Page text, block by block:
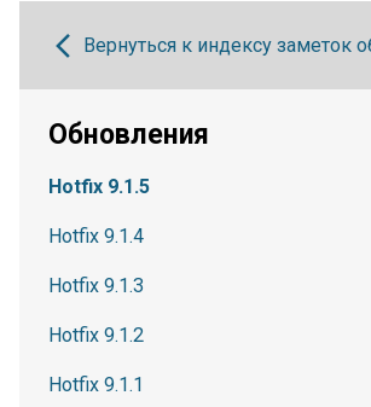
Вернуться к индексу заметок
Обновления
Hotfix 9.1.5
Hotfix 9.1.4
Hotfix 9.1.3
Hotfix 9.1.2
Hotfix 9.1.1